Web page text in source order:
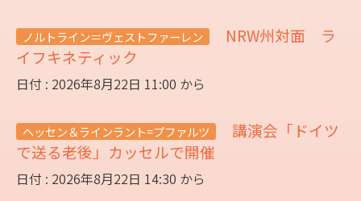
ノルトライン＝ヴェストファーレン
NRW州対面 ラ
イフキネティック
日付 : 2026年8月22日 11:00 から
ヘッセン＆ラインラント=プファルツ
講演会「ドイツ
で送る老後」カッセルで開催
日付 : 2026年8月22日 14:30 から